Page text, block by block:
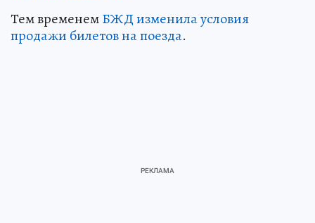
Тем временемБЖД изменила условия
продажи билетов на поезда.